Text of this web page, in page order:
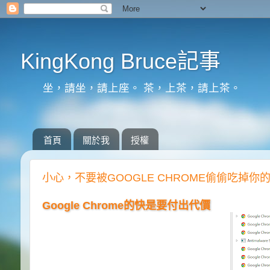
KingKong Bruce記事
坐，請坐，請上座。 茶，上茶，請上茶。
首頁 關於我 授權
小心，不要被GOOGLE CHROME偷偷吃掉你
Google Chrome的快是要付出代價